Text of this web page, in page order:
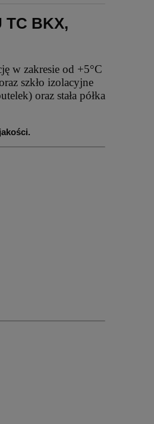
TC BKX,
w zakresie od +5°C
szkło izolacyjne
oraz stała półka